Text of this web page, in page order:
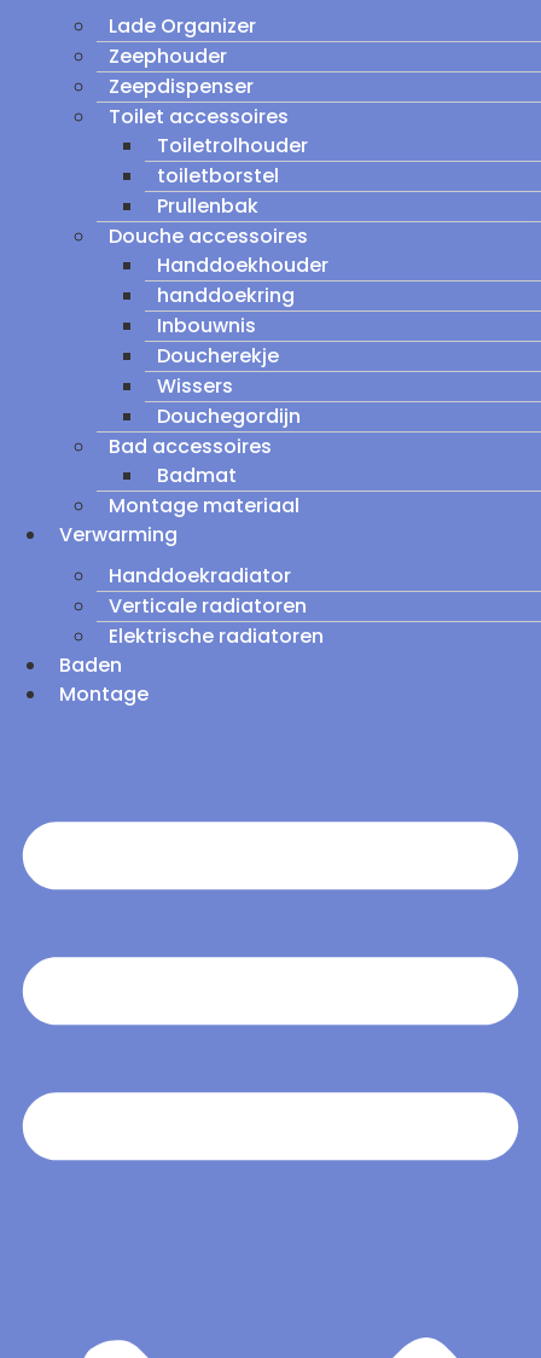
Lade Organizer
Zeephouder
Zeepdispenser
Toilet accessoires
Toiletrolhouder
toiletborstel
Prullenbak
Douche accessoires
Handdoekhouder
handdoekring
Inbouwnis
Doucherekje
Wissers
Douchegordijn
Bad accessoires
Badmat
Montage materiaal
Verwarming
Handdoekradiator
Verticale radiatoren
Elektrische radiatoren
Baden
Montage